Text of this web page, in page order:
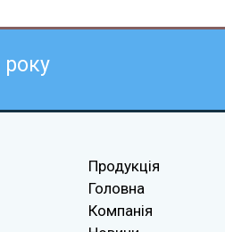
року
Продукція
Головна
Компанія